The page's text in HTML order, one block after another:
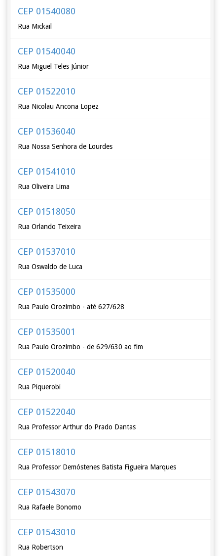
CEP 01540080
Rua Mickail
CEP 01540040
Rua Miguel Teles Júnior
CEP 01522010
Rua Nicolau Ancona Lopez
CEP 01536040
Rua Nossa Senhora de Lourdes
CEP 01541010
Rua Oliveira Lima
CEP 01518050
Rua Orlando Teixeira
CEP 01537010
Rua Oswaldo de Luca
CEP 01535000
Rua Paulo Orozimbo - até 627/628
CEP 01535001
Rua Paulo Orozimbo - de 629/630 ao fim
CEP 01520040
Rua Piquerobi
CEP 01522040
Rua Professor Arthur do Prado Dantas
CEP 01518010
Rua Professor Demóstenes Batista Figueira Marques
CEP 01543070
Rua Rafaele Bonomo
CEP 01543010
Rua Robertson